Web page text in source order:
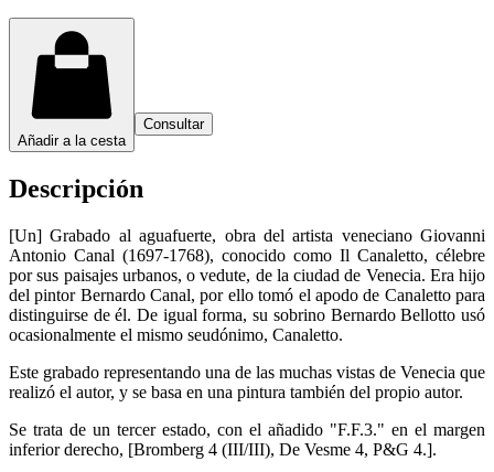
Añadir a la cesta
Consultar
Descripción
[Un] Grabado al aguafuerte, obra del artista veneciano Giovanni
Antonio Canal (1697-1768), conocido como Il Canaletto, célebre
por sus paisajes urbanos, o vedute, de la ciudad de Venecia. Era hijo
del pintor Bernardo Canal, por ello tomó el apodo de Canaletto para
distinguirse de él. De igual forma, su sobrino Bernardo Bellotto usó
ocasionalmente el mismo seudónimo, Canaletto.
Este grabado representando una de las muchas vistas de Venecia que
realizó el autor, y se basa en una pintura también del propio autor.
Se trata de un tercer estado, con el añadido "F.F.3." en el margen
inferior derecho, [Bromberg 4 (III/III), De Vesme 4, P&G 4.].